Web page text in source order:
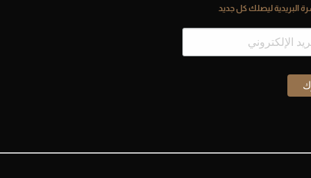
البريدية ليصلك كل جديد